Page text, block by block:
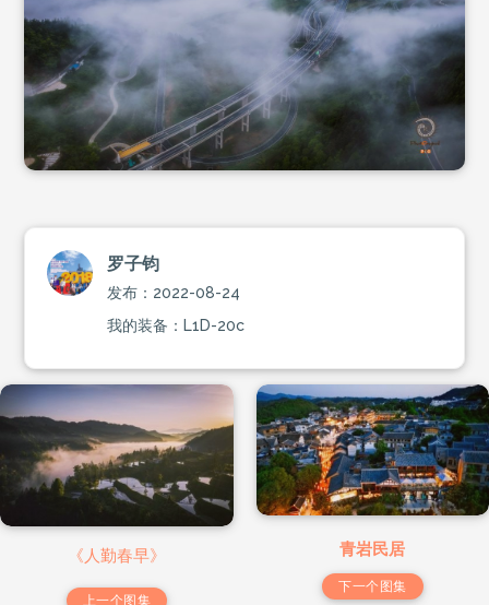
罗子钧
发布：2022-08-24
我的装备：L1D-20c
《人勤春早》
上一个图集
青岩民居
下一个图集